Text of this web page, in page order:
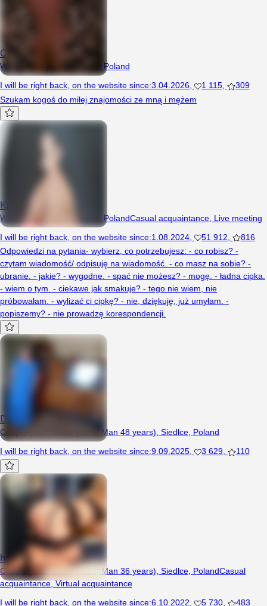
ChetnaZabawy92
Woman, 34 years, Siedlce, Poland
I will be right back on the website since:3.04.2026 1 115
309
Szukam kogoś do miłej znajomości ze mną i mężem
Kiciula
Woman, 49 years, Siedlce, PolandCasual acquaintance Live meeting
I will be right back on the website since:1.08.2024 51 912
816
Odpowiedzi na pytania- wybierz, co potrzebujesz: - co robisz? -
czytam wiadomość/ odpisuję na wiadomość. - co masz na sobie? -
ubranie. - jakie? - wygodne. - spać nie możesz? - mogę. - ładna cipka.
- wiem o tym. - ciekawe jak smakuje? - tego nie wiem, nie
próbowałam. - wylizać ci cipkę? - nie, dziękuję, już umyłam. -
popiszemy? - nie prowadzę korespondencji.
DarekPatrycja
Couple (Woman 48 years, Man 48 years), Siedlce, Poland
I will be right back on the website since:9.09.2025 3 629 110
hotkatka9690
Couple (Woman 30 years, Man 36 years), Siedlce, PolandCasual
acquaintance,Virtual acquaintance
I will be right back, on the website since:6.10.2022, 5 730, 483